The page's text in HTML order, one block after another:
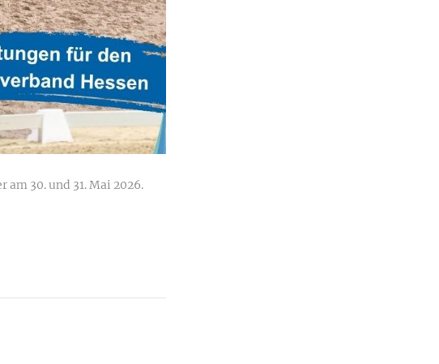
30. und 31. Mai 2026.